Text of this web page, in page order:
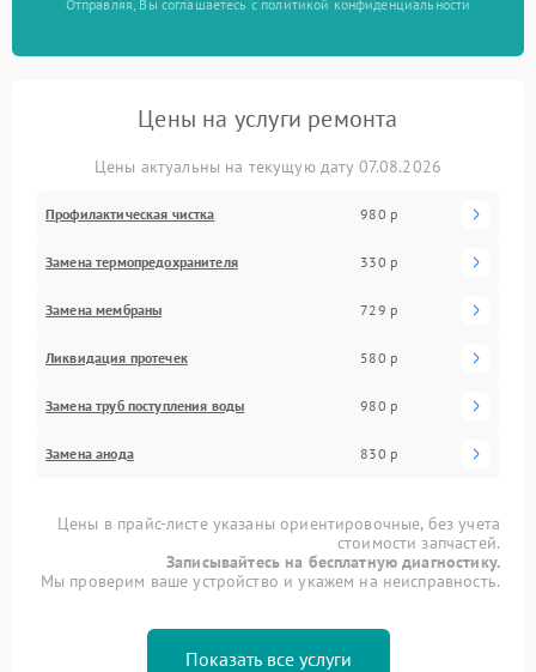
Отправляя, Вы соглашаетесь с политикой конфиденциальности
Цены на услуги ремонта
Цены актуальны на текущую дату 07.08.2026
Профилактическая чистка 980 р
Замена термопредохранителя 330 р
Замена мембраны 729 р
Ликвидация протечек 580 р
Замена труб поступления воды 980 р
Замена анода 830 р
Цены в прайс-листе указаны ориентировочные, без учета
стоимости запчастей.
Записывайтесь на бесплатную диагностику.
Мы проверим ваше устройство и укажем на неисправность.
Показать все услуги